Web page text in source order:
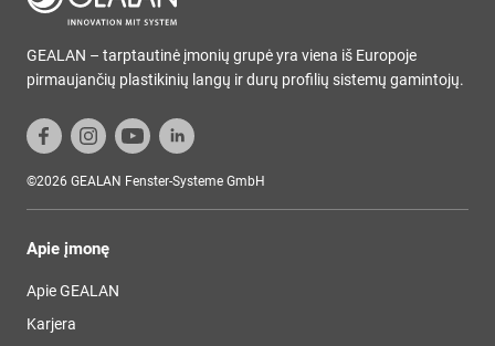
GEALAN – tarptautinė įmonių grupė yra viena iš Europoje
pirmaujančių plastikinių langų ir durų profilių sistemų gamintojų.
©2026 GEALAN Fenster-Systeme GmbH
Apie įmonę
Apie GEALAN
Karjera